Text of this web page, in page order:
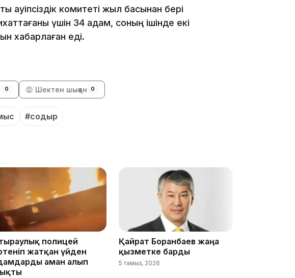
қауіпсіздік комитеті жыл басынан бері
үшін 34 адам, соның ішінде екі
хабарлаған еді.
0 😡 Шектен шыққан 0
#содыр
полицей
жатқан үйден
аман алып
Қайрат Боранбаев жаңа
қызметке барды
5 тамыз, 2026